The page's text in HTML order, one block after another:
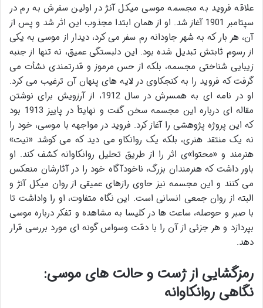
علاقه فروید به مجسمه موسی میکل آنژ در اولین سفرش به رم در
سپتامبر 1901 آغاز شد. او از همان ابتدا مجذوب این اثر شد و پس از
آن، هر بار که به شهر جاودانه رم سفر می کرد، دیدار از موسی به یکی
از رسوم ثابتش تبدیل شده بود. این دلبستگی عمیق، نه تنها از جنبه
زیبایی شناختی مجسمه، بلکه از حس مرموز و قدرتمندی نشأت می
گرفت که فروید را به کنجکاوی در لایه های پنهان آن ترغیب می کرد.
او در نامه ای به همسرش در سال 1912، از آرزویش برای نوشتن
مقاله ای درباره این مجسمه سخن گفت و نهایتاً در پاییز 1913 بود
که این پروژه پژوهشی را آغاز کرد. فروید در مواجهه با موسی، خود را
نه یک منتقد هنری، بلکه یک روانکاو می دید که می کوشد «نیت»
هنرمند و «محتوا»ی اثر را از طریق تحلیل روانکاوانه کشف کند. او
باور داشت که هنرمندان بزرگ، ناخودآگاه خود را در آثارشان منعکس
می کنند و این مجسمه نیز حاوی رازهای عمیقی از روان میکل آنژ و
البته از روان جمعی انسانی است. این نگاه متفاوت، او را واداشت تا
با صبر و حوصله، ساعت ها در کلیسا به مشاهده و تفکر درباره موسی
بپردازد و هر جزئی از آن را با دقت وسواس گونه ای مورد بررسی قرار
دهد.
رمزگشایی از ژست و حالت های موسی:
نگاهی روانکاوانه